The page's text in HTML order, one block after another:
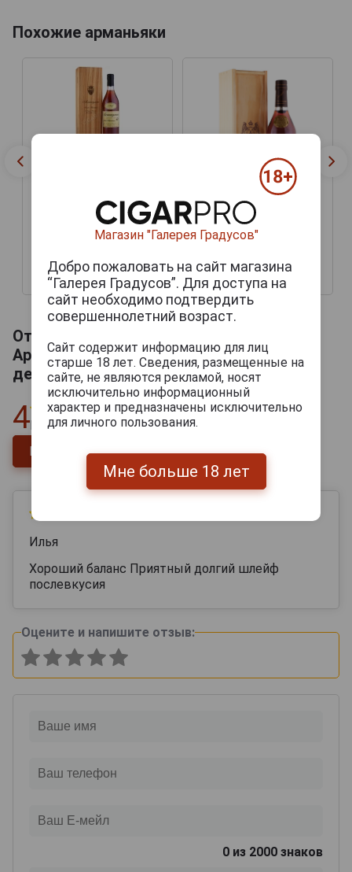
Похожие арманьяки
Арманьяк Семпэ Вьей
1945 года 0.5л в
деревянной коробке
127 358 руб.
Sempe Vieil 1945 years
Арманьяк Семпэ Вьей
деревянной коробке
364 699 руб.
Отзывы на Sempe Vieil 1945 years
Арманьяк Семпэ Вьей 1945 года 0.5л в
деревянной коробке
4 Всего1отзыв
Напишите отзыв
Илья
Хороший баланс Приятный долгий шлейф
послевкусия
Оцените и напишите отзыв:
0 из 2000 знаков
Магазин "Галерея Градусов"
Добро пожаловать на сайт магазина
“Галерея Градусов”. Для доступа на
сайт необходимо подтвердить
совершеннолетний возраст.
Сайт содержит информацию для лиц
старше 18 лет. Сведения, размещенные на
сайте, не являются рекламой, носят
исключительно информационный
характер и предназначены исключительно
для личного пользования.
Мне больше 18 лет